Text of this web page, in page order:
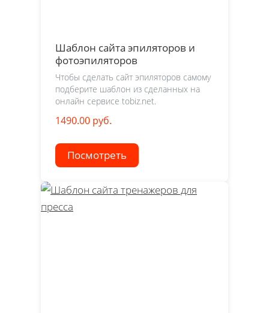
Шаблон сайта эпиляторов и
фотоэпиляторов
Чтобы сделать сайт эпиляторов самому
подберите шаблон из сделанных на
онлайн сервисе tobiz.net.
1490.00 руб.
Посмотреть